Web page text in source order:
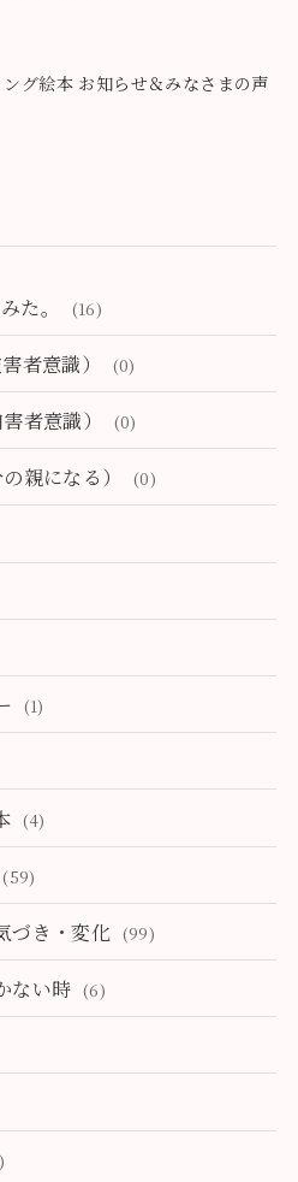
グ絵本 お知らせ＆みなさまの声
た。 (16)
者意識） (0)
者意識） (0)
親になる） (0)
(1)
(4)
(59)
づき・変化 (99)
ない時 (6)